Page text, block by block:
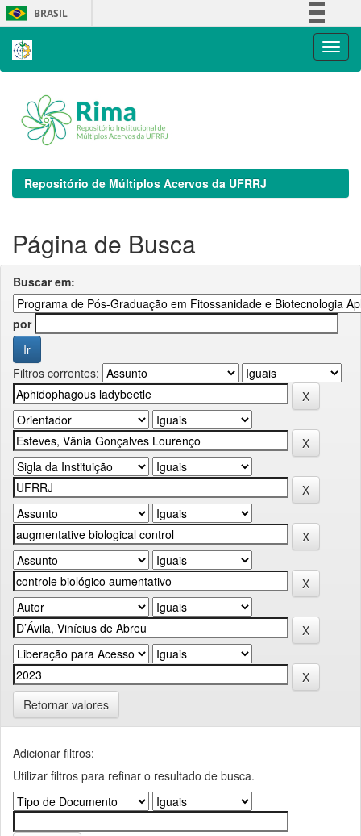
Skip
navigation
BRASIL
Repositório de Múltiplos Acervos da UFRRJ
Página de Busca
Buscar em:
por
Filtros correntes:
Retornar valores
Adicionar filtros:
Utilizar filtros para refinar o resultado de busca.